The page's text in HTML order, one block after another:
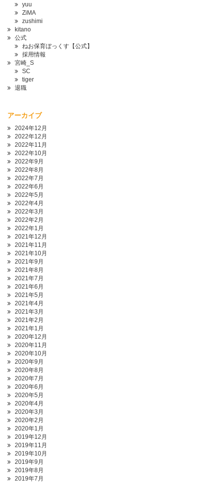
yuu
ZiMA
zushimi
kitano
公式
ねお保育ぼっくす【公式】
採用情報
宮崎_S
SC
tiger
退職
アーカイブ
2024年12月
2022年12月
2022年11月
2022年10月
2022年9月
2022年8月
2022年7月
2022年6月
2022年5月
2022年4月
2022年3月
2022年2月
2022年1月
2021年12月
2021年11月
2021年10月
2021年9月
2021年8月
2021年7月
2021年6月
2021年5月
2021年4月
2021年3月
2021年2月
2021年1月
2020年12月
2020年11月
2020年10月
2020年9月
2020年8月
2020年7月
2020年6月
2020年5月
2020年4月
2020年3月
2020年2月
2020年1月
2019年12月
2019年11月
2019年10月
2019年9月
2019年8月
2019年7月